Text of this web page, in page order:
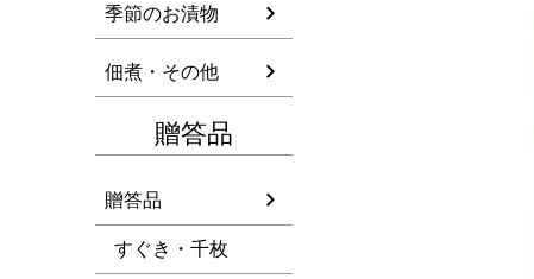
季節のお漬物
佃煮・その他
贈答品
贈答品
すぐき・千枚